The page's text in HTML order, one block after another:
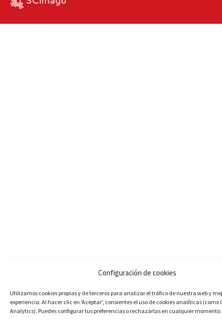
Configuración de cookies
Utilizamos cookies propias y de terceros para analizar el tráfico de nuestra web y
experiencia. Al hacer clic en 'Aceptar', consientes el uso de cookies analíticas (como
Analytics). Puedes configurar tus preferencias o rechazarlas en cualquier momento.